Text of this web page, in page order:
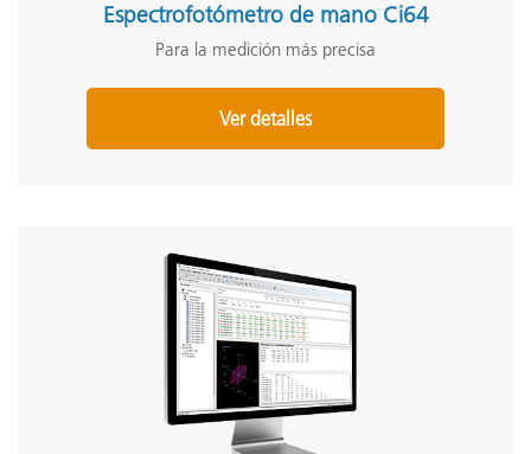
Espectrofotómetro de mano Ci64
Para la medición más precisa
Ver detalles